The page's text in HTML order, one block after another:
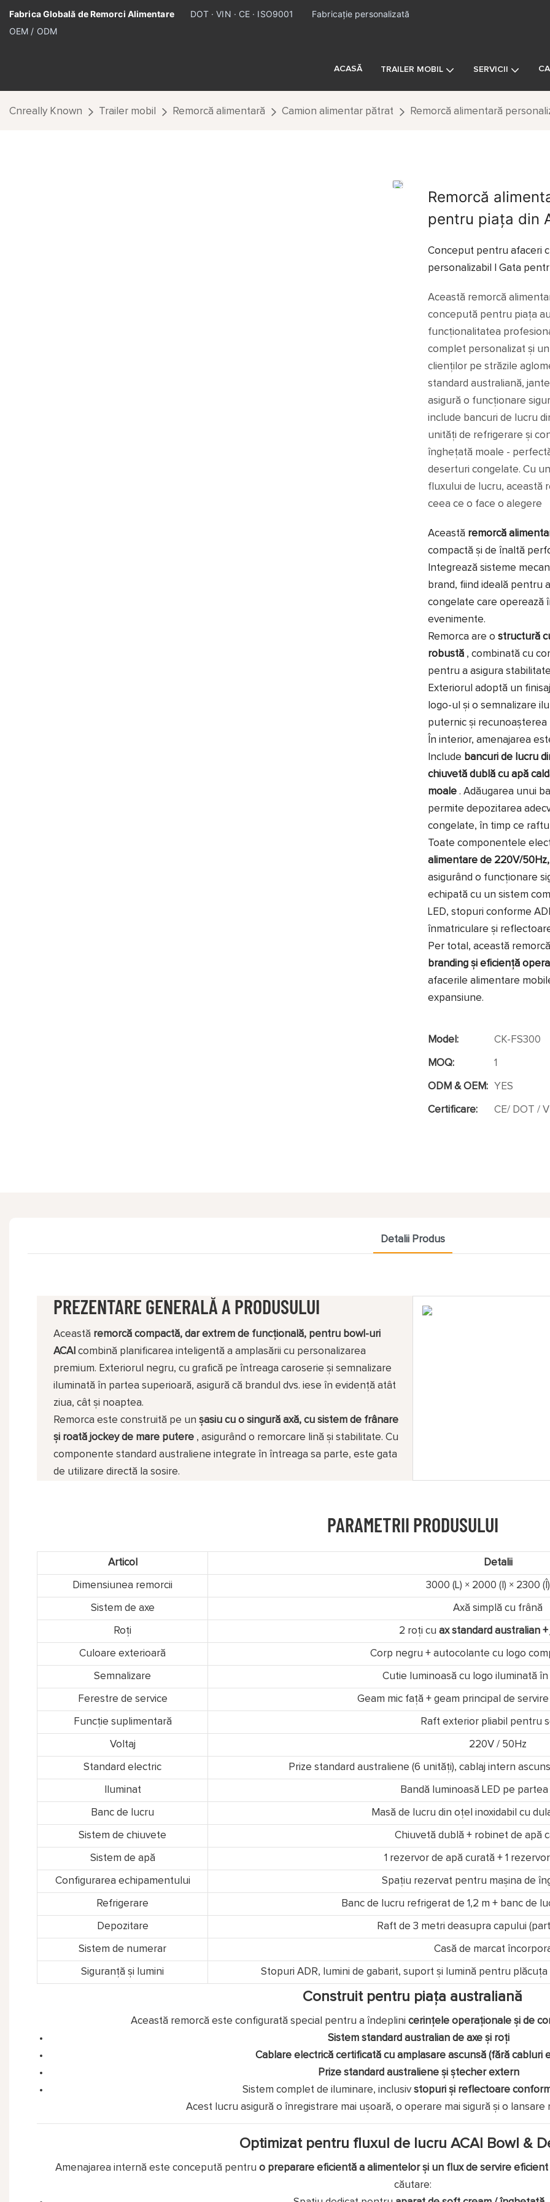
Fabrica Globală de Remorci Alimentare DOT · VIN · CE · ISO9001
Fabricație personalizată
OEM / ODM
ACASĂ TRAILER MOBIL SERVICII
Cnreally Known Trailer mobil Remorcă alimentară Camion alimentar pătrat Remorcă alimentară
Remorcă
pentru piața din
Conceput pentru afaceri
personalizabil | Gata
Această remorcă
concepută pentru piața
funcționalitatea
complet personalizat și
clienților pe străzile
standard australiană,
asigură o funcționare
include bancuri de lucru
unități de refrigerare și
înghețată moale -
deserturi congelate. Cu
fluxului de lucru, această
ceea ce o face o alegere
Această remorcă
compactă și de înaltă
Integrează sisteme
brand, fiind ideală pentru
congelate care operează
evenimente.
Remorca are o structură
robustă , combinată cu
pentru a asigura
Exteriorul adoptă un
logo-ul și o semnalizare
puternic și recunoașterea
În interior, amenajarea
Include bancuri de lucru
chiuvetă dublă cu apă
moale . Adăugarea unui
permite depozitarea
congelate, în timp ce
Toate componentele
alimentare de 220V/
asigurând o funcționare
echipată cu un sistem
LED, stopuri conforme
înmatriculare și
Per total, această
branding și eficiență
afacerile alimentare
expansiune.
Model: CK-FS300
MOQ: 1
ODM & OEM: YES
Certificare: CE/ DOT /
Detalii Produs
PREZENTARE GENERALĂ A PRODUSULUI
Această remorcă compactă, dar extrem de funcțională, pentru bowl-uri
ACAI combină planificarea inteligentă a amplasării cu personalizarea
premium. Exteriorul negru, cu grafică pe întreaga caroserie și semnalizare
iluminată în partea superioară, asigură că brandul dvs. iese în evidență atât
ziua, cât și noaptea.
Remorca este construită pe un șasiu cu o singură axă, cu sistem de frânare
și roată jockey de mare putere, asigurând o remorcare lină și stabilitate. Cu
componente standard australiene integrate în întreaga sa parte, este gata
de utilizare directă la sosire.
PARAMETRII PRODUSULUI
Articol Detalii
Dimensiunea remorcii 3000 (L) × 2000 (l) × 2300
Sistem de axe Axă simplă cu frână
Roți 2 roți cu ax standard australian
Culoare exterioară Corp negru + autocolante cu logo
Semnalizare Cutie luminoasă cu logo iluminată
Ferestre de service Geam mic față + geam principal de
Funcție suplimentară Raft exterior pliabil pentru
Voltaj 220V / 50Hz
Standard electric Prize standard australiene (6 unități), cablaj intern
Iluminat Bandă luminoasă LED pe
Banc de lucru Masă de lucru din oțel inoxidabil cu
Sistem de chiuvete Chiuvetă dublă + robinet de apă
Sistem de apă 1 rezervor de apă curată + 1
Configurarea echipamentului Spațiu rezervat pentru mașina de
Refrigerare Banc de lucru refrigerat de 1,2 m + banc de
Depozitare Raft de 3 metri deasupra capului
Sistem de numerar Casă de marcat
Siguranță și lumini Stopuri ADR, lumini de gabarit, suport și lumină pentru
Construit pentru piața australiană
Această remorcă este configurată special pentru a îndeplini cerințele operaționale și de
Sistem standard australian de axe și roți
Cablare electrică certificată cu amplasare ascunsă (fără cabluri
Prize standard australiene și ștecher extern
Sistem complet de iluminare, inclusivstopuri și reflectoare
Acest lucru asigură o înregistrare mai ușoară, o operare mai sigură și o lansare
Optimizat pentru fluxul de lucru ACAI Bowl &
Amenajarea internă este concepută pentru o preparare eficientă a alimentelor și un flux de servire eficient
căutare: